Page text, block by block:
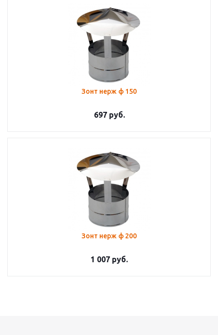
Зонт нерж ф 150
697руб.
Зонт нерж ф 200
1 007 руб.